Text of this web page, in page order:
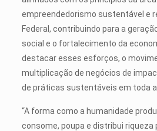
empreendedorismo sustentável e
Federal, contribuindo para a
social e o fortalecimento da
destacar esses esforços, o
multiplicação de negócios de
de práticas sustentáveis em toda a
“A forma como a humanidade
consome, poupa e distribui riqueza